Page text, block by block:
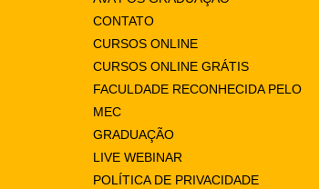
CONTATO
CURSOS ONLINE
CURSOS ONLINE GRÁTIS
FACULDADE RECONHECIDA PELO
MEC
GRADUAÇÃO
LIVE WEBINAR
POLÍTICA DE PRIVACIDADE